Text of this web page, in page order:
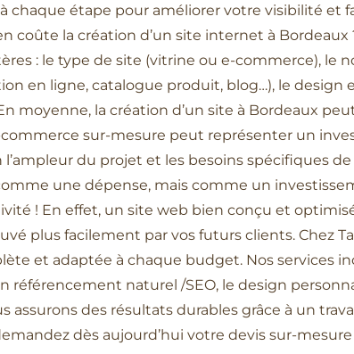
chaque étape pour améliorer votre visibilité et
coûte la création d’un site internet à Bordeaux
: le type de site (vitrine ou e-commerce), le
en ligne, catalogue produit, blog…), le design
moyenne, la création d’un site à Bordeaux
sur-mesure peut représenter un
du projet et les besoins spécifiques de
une dépense, mais comme un
! En effet, un site web bien conçu et
plus facilement par vos futurs clients. Chez
et adaptée à chaque budget. Nos services
naturel /SEO, le design
des résultats durables grâce à un
dès aujourd’hui votre devis sur-